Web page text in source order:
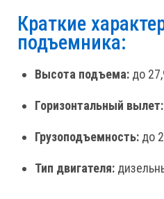
Краткие
подъемника:
Высота подъема: до
Горизонтальный вылет:
Грузоподъемность: до
Тип двигателя: